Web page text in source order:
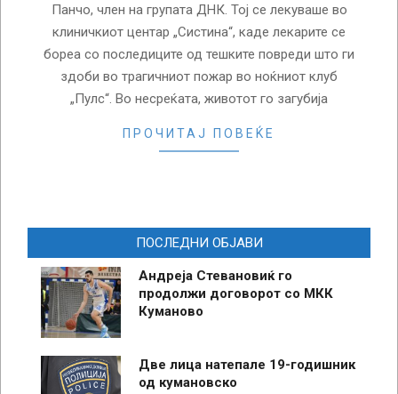
Панчо, член на групата ДНК. Тој се лекуваше во
клиничкиот центар „Систина“, каде лекарите се
бореа со последиците од тешките повреди што ги
здоби во трагичниот пожар во ноќниот клуб
„Пулс“. Во несреќата, животот го загубија
ПРОЧИТАЈ ПОВЕЌЕ
ПОСЛЕДНИ ОБЈАВИ
Андреја Стевановиќ го
продолжи договорот со МКК
Куманово
Две лица натепале 19-годишник
од кумановско